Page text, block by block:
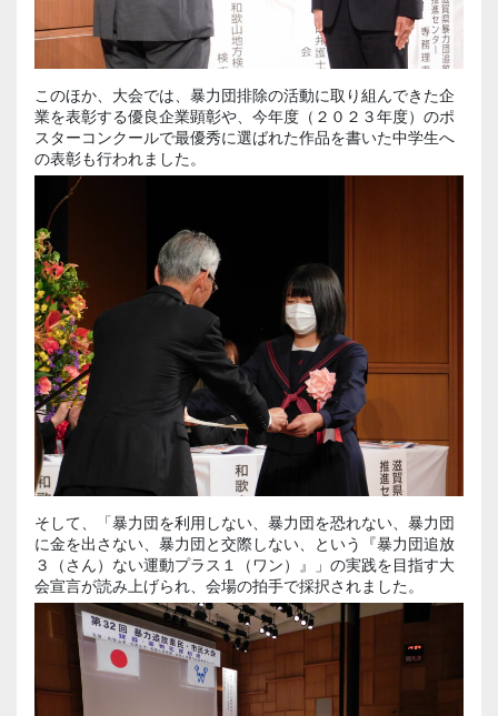
このほか、大会では、暴力団排除の活動に取り組んできた企
業を表彰する優良企業顕彰や、今年度（２０２３年度）のポ
スターコンクールで最優秀に選ばれた作品を書いた中学生へ
の表彰も行われました。
そして、「暴力団を利用しない、暴力団を恐れない、暴力団
に金を出さない、暴力団と交際しない、という『暴力団追放
３（さん）ない運動プラス１（ワン）』」の実践を目指す大
会宣言が読み上げられ、会場の拍手で採択されました。